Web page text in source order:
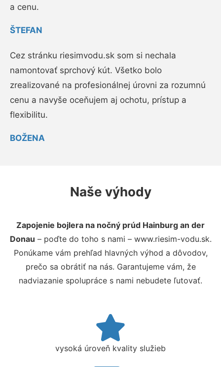
a cenu.
ŠTEFAN
Cez stránku riesimvodu.sk som si nechala
namontovať sprchový kút. Všetko bolo
zrealizované na profesionálnej úrovni za rozumnú
cenu a navyše oceňujem aj ochotu, prístup a
flexibilitu.
BOŽENA
Naše výhody
Zapojenie bojlera na nočný prúd Hainburg an der
Donau – poďte do toho s nami – www.riesim-vodu.sk.
Ponúkame vám prehľad hlavných výhod a dôvodov,
prečo sa obrátiť na nás. Garantujeme vám, že
nadviazanie spolupráce s nami nebudete ľutovať.
vysoká úroveň kvality služieb